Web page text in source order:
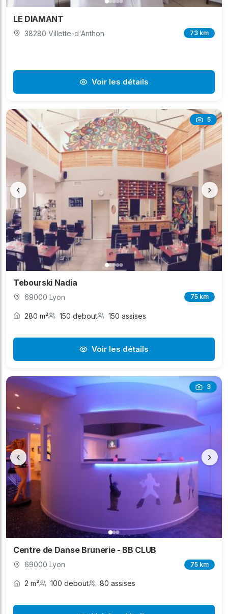
LE DIAMANT
38280 Villette-d'Anthon 73 km
Voir les détails
5
‹ ›
Tebourski Nadia
69000 Lyon 75 km
280 m² 150 debout 150 assises
Voir les détails
3
‹ ›
Centre de Danse Brunerie - BB CLUB
69000 Lyon 75 km
2 m² 100 debout 80 assises